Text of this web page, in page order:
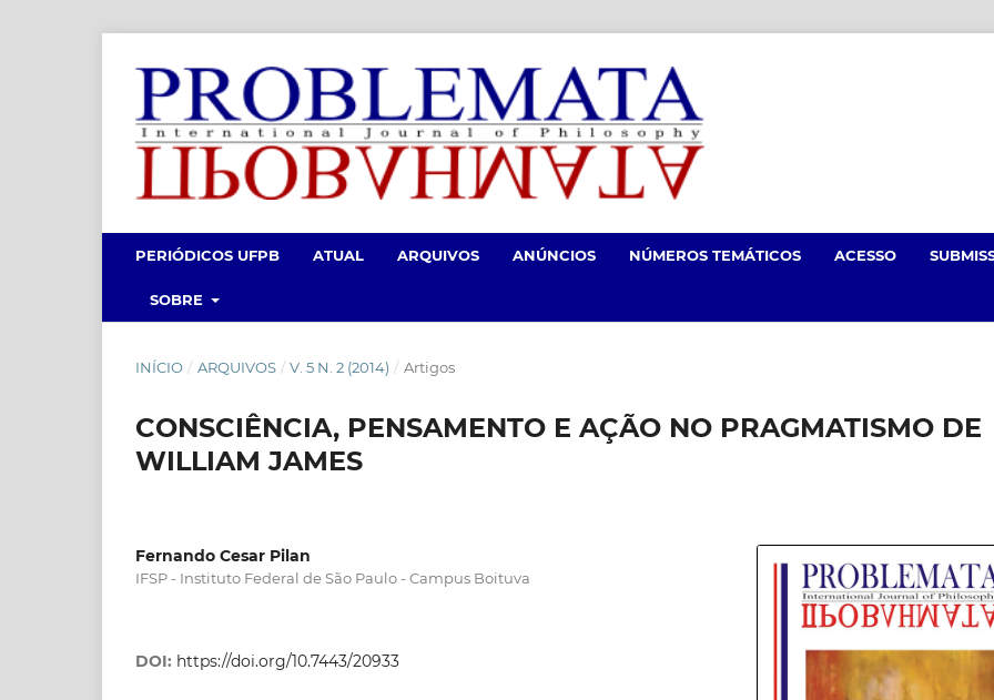
PERIÓDICOS UFPB ATUAL ARQUIVOS ANÚNCIOS NÚMEROS TEMÁTICOS ACESSO
SOBRE
INÍCIO / ARQUIVOS / V. 5 N. 2 (2014) / Artigos
CONSCIÊNCIA, PENSAMENTO E AÇÃO NO PRAGMATISMO DE
WILLIAM JAMES
Fernando Cesar Pilan
IFSP - Instituto Federal de São Paulo - Campus Boituva
DOI: https://doi.org/10.7443/20933